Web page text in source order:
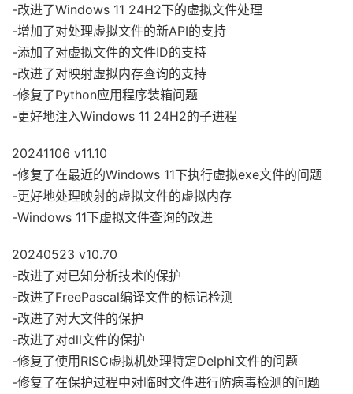
-改进了Windows 11 24H2下的虚拟文件处理
-增加了对处理虚拟文件的新API的支持
-添加了对虚拟文件的文件ID的支持
-改进了对映射虚拟内存查询的支持
-修复了Python应用程序装箱问题
-更好地注入Windows 11 24H2的子进程
20241106 v11.10
-修复了在最近的Windows 11下执行虚拟exe文件的问题
-更好地处理映射的虚拟文件的虚拟内存
-Windows 11下虚拟文件查询的改进
20240523 v10.70
-改进了对已知分析技术的保护
-改进了FreePascal编译文件的标记检测
-改进了对大文件的保护
-改进了对dll文件的保护
-修复了使用RISC虚拟机处理特定Delphi文件的问题
-修复了在保护过程中对临时文件进行防病毒检测的问题